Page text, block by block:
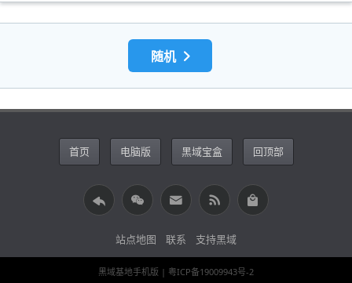
随机
首页 电脑版 黑域宝盒 回顶部
站点地图 联系 支持黑域
黑域基地手机版 | 粤ICP备19009943号-2